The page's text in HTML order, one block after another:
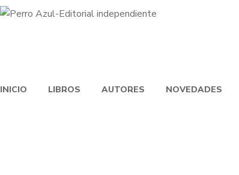
INICIO LIBROS AUTORES NOVEDADES